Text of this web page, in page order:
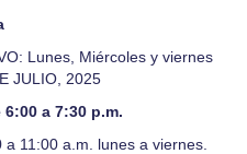
Lunes, Miércoles y viernes
JULIO, 2025
a 7:30 p.m.
a 11:00 a.m. lunes a viernes.